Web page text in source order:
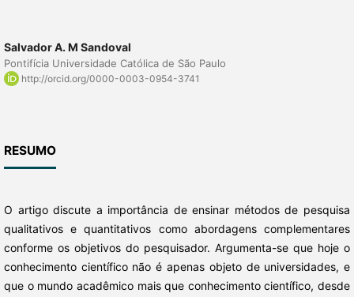
Salvador A. M Sandoval
Pontifícia Universidade Católica de São Paulo
http://orcid.org/0000-0003-0954-3741
RESUMO
O artigo discute a importância de ensinar métodos de pesquisa
qualitativos e quantitativos como abordagens complementares
conforme os objetivos do pesquisador. Argumenta-se que hoje o
conhecimento científico não é apenas objeto de universidades, e
que o mundo acadêmico mais que conhecimento científico, desde